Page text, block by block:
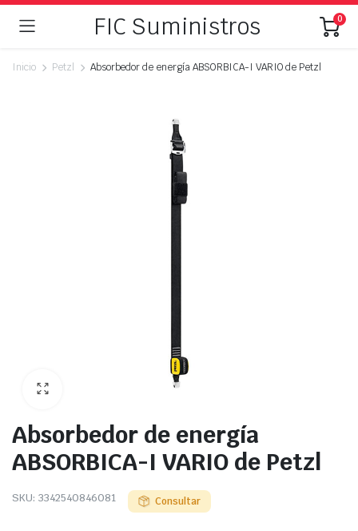
FIC Suministros 0
Inicio Petzl Absorbedor de energía ABSORBICA-I VARIO de Petzl
Absorbedor de energía
ABSORBICA-I VARIO de Petzl
SKU: 3342540846081 Consultar